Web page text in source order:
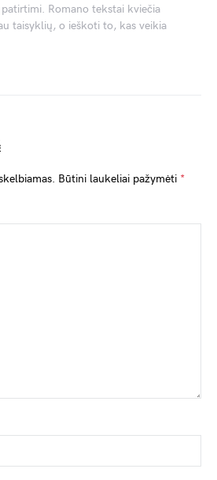
Romano tekstai kviečia
taisyklių, o ieškoti to, kas veikia
Būtini laukeliai pažymėti *